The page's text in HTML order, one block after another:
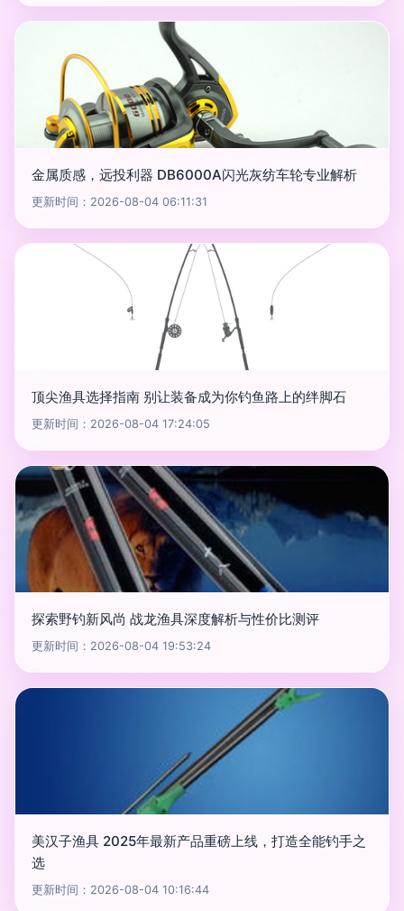
金属质感，远投利器 DB6000A闪光灰纺车轮专业解析
更新时间：2026-08-04 06:11:31
顶尖渔具选择指南 别让装备成为你钓鱼路上的绊脚石
更新时间：2026-08-04 17:24:05
探索野钓新风尚 战龙渔具深度解析与性价比测评
更新时间：2026-08-04 19:53:24
美汉子渔具 2025年最新产品重磅上线，打造全能钓手之
选
更新时间：2026-08-04 10:16:44